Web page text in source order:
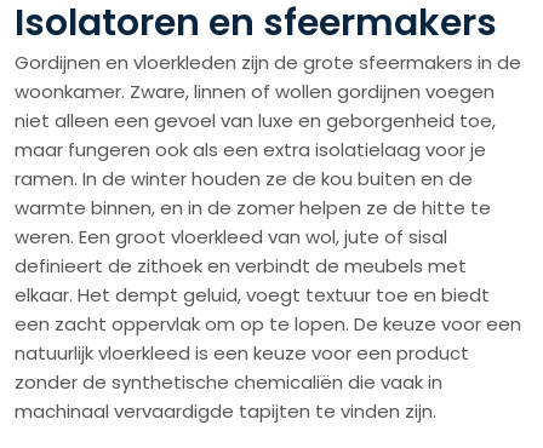
Isolatoren en sfeermakers
Gordijnen en vloerkleden zijn de grote sfeermakers in de
woonkamer. Zware, linnen of wollen gordijnen voegen
niet alleen een gevoel van luxe en geborgenheid toe,
maar fungeren ook als een extra isolatielaag voor je
ramen. In de winter houden ze de kou buiten en de
warmte binnen, en in de zomer helpen ze de hitte te
weren. Een groot vloerkleed van wol, jute of sisal
definieert de zithoek en verbindt de meubels met
elkaar. Het dempt geluid, voegt textuur toe en biedt
een zacht oppervlak om op te lopen. De keuze voor een
natuurlijk vloerkleed is een keuze voor een product
zonder de synthetische chemicaliën die vaak in
machinaal vervaardigde tapijten te vinden zijn.